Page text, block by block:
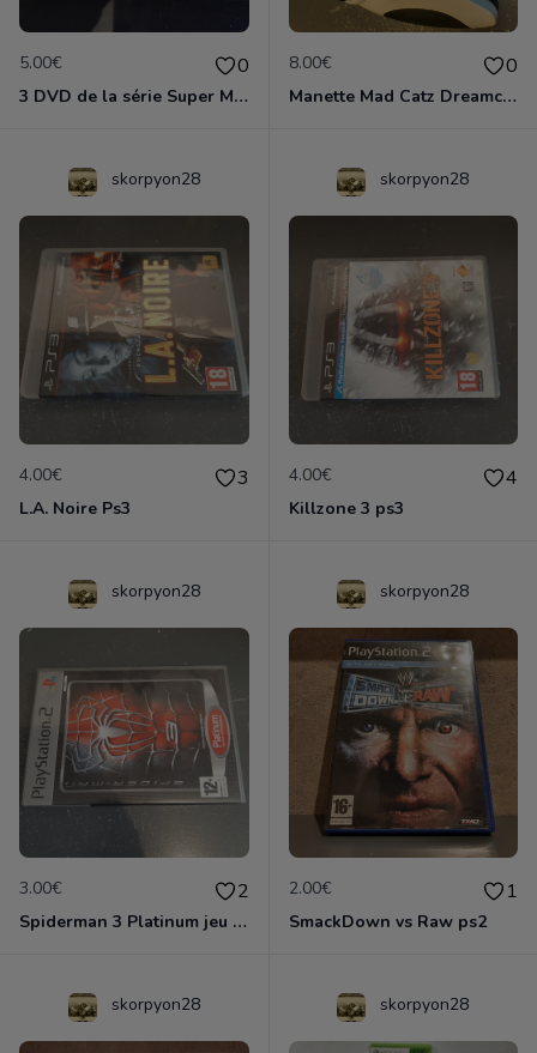
5.00€ 0
3 DVD de la série Super Mario Bros
8.00€ 0
Manette Mad Catz Dreamcast
skorpyon28
4.00€ 3
L.A. Noire Ps3
skorpyon28
4.00€ 4
Killzone 3 ps3
skorpyon28
3.00€ 2
Spiderman 3 Platinum jeu HS
skorpyon28
2.00€ 1
SmackDown vs Raw ps2
skorpyon28 skorpyon28